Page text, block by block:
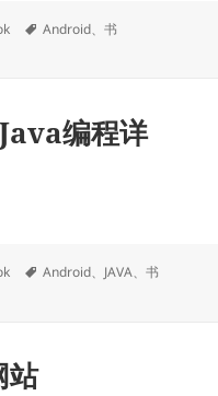
标
Android、书
编程详
标
Android、 JAVA、书